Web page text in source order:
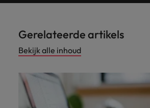
Gerelateerde artikels
Bekijk alle inhoud